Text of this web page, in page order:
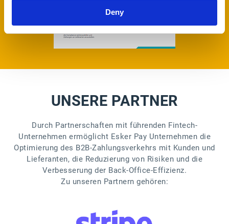
Deny
UNSERE PARTNER
Durch Partnerschaften mit führenden Fintech-
Unternehmen ermöglicht Esker Pay Unternehmen die
Optimierung des B2B-Zahlungsverkehrs mit Kunden und
Lieferanten, die Reduzierung von Risiken und die
Verbesserung der Back-Office-Effizienz.
Zu unseren Partnern gehören: